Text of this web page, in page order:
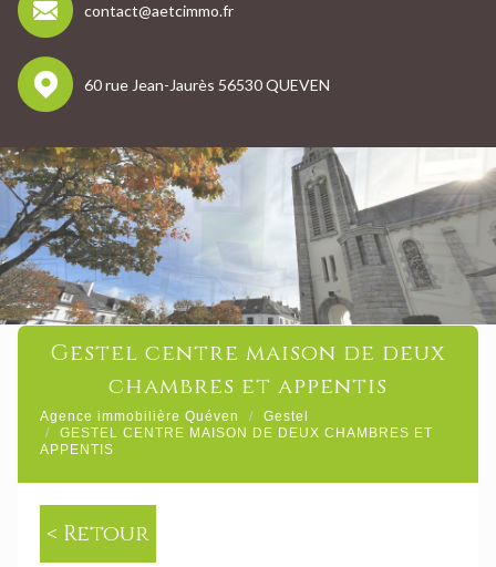
contact@aetcimmo.fr
60 rue Jean-Jaurès 56530 QUEVEN
gestel centre maison de deux
chambres et appentis
Agence immobilière Quéven
Gestel
GESTEL CENTRE MAISON DE DEUX CHAMBRES ET
APPENTIS
< Retour